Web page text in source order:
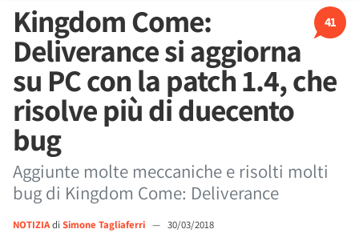
41
Kingdom Come:
Deliverance si aggiorna
su PC con la patch 1.4, che
risolve più di duecento
bug
Aggiunte molte meccaniche e risolti molti
bug di Kingdom Come: Deliverance
NOTIZIAdi Simone Tagliaferri — 30/03/2018